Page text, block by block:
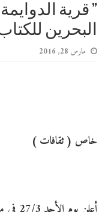
” قرية
البحرين للكتاب
مارس 28, 2016
خاص ( ثقافات )